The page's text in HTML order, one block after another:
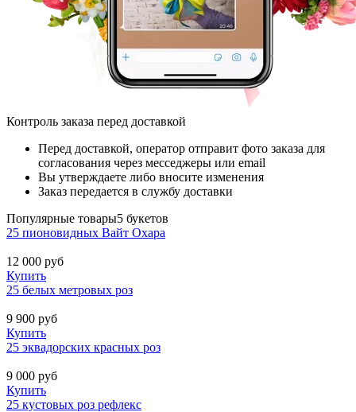
Контроль заказа перед доставкой
Перед доставкой, оператор отправит фото заказа для
согласования через месседжеры или email
Вы утверждаете либо вносите изменения
Заказ передается в службу доставки
Популярные товары5 букетов
25 пионовидных Вайт Охара
12 000 руб
Купить
25 белых метровых роз
9 900 руб
Купить
25 эквадорских красных роз
9 000 руб
Купить
25 кустовых роз рефлекс